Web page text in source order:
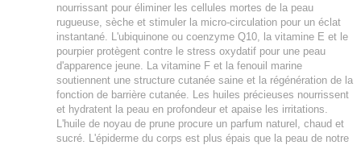
nourrissant pour éliminer les cellules mortes de la peau
rugueuse, sèche et stimuler la micro-circulation pour un éclat
instantané. L'ubiquinone ou coenzyme Q10, la vitamine E et le
pourpier protègent contre le stress oxydatif pour une peau
d'apparence jeune. La vitamine F et la fenouil marine
soutiennent une structure cutanée saine et la régénération de la
fonction de barrière cutanée. Les huiles précieuses nourrissent
et hydratent la peau en profondeur et apaise les irritations.
L'huile de noyau de prune procure un parfum naturel, chaud et
sucré. L'épiderme du corps est plus épais que la peau de notre